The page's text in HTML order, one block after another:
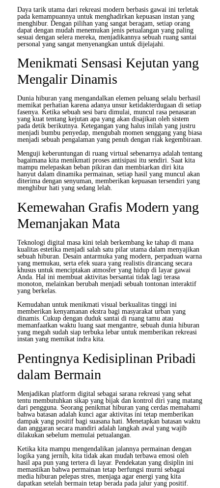
Daya tarik utama dari rekreasi modern berbasis gawai ini terletak
pada kemampuannya untuk menghadirkan kepuasan instan yang
menghibur. Dengan pilihan yang sangat beragam, setiap orang
dapat dengan mudah menemukan jenis petualangan yang paling
sesuai dengan selera mereka, menjadikannya sebuah ruang santai
personal yang sangat menyenangkan untuk dijelajahi.
Menikmati Sensasi Kejutan yang
Mengalir Dinamis
Dunia hiburan yang mengandalkan elemen peluang selalu berhasil
memikat perhatian karena adanya unsur ketidakterdugaan di setiap
fasenya. Ketika sebuah sesi baru dimulai, muncul rasa penasaran
yang kuat tentang kejutan apa yang akan disajikan oleh sistem
pada detik berikutnya. Ketegangan yang halus inilah yang justru
menjadi bumbu penyedap, mengubah momen senggang yang biasa
menjadi sebuah pengalaman yang penuh dengan riak kegembiraan.
Menguji keberuntungan di ruang virtual sebenarnya adalah tentang
bagaimana kita menikmati proses antisipasi itu sendiri. Saat kita
mampu melepaskan beban pikiran dan membiarkan diri kita
hanyut dalam dinamika permainan, setiap hasil yang muncul akan
diterima dengan senyuman, memberikan kepuasan tersendiri yang
menghibur hati yang sedang lelah.
Kemewahan Grafis Modern yang
Memanjakan Mata
Teknologi digital masa kini telah berkembang ke tahap di mana
kualitas estetika menjadi salah satu pilar utama dalam menyajikan
sebuah hiburan. Desain antarmuka yang modern, perpaduan warna
yang memukau, serta efek suara yang realistis dirancang secara
khusus untuk menciptakan atmosfer yang hidup di layar gawai
Anda. Hal ini membuat aktivitas bersantai tidak lagi terasa
monoton, melainkan berubah menjadi sebuah tontonan interaktif
yang berkelas.
Kemudahan untuk menikmati visual berkualitas tinggi ini
memberikan kenyamanan ekstra bagi masyarakat urban yang
dinamis. Cukup dengan duduk santai di ruang tamu atau
memanfaatkan waktu luang saat mengantre, sebuah dunia hiburan
yang megah sudah siap terbuka lebar untuk memberikan rekreasi
instan yang memikat indra kita.
Pentingnya Kedisiplinan Pribadi
dalam Bermain
Menjadikan platform digital sebagai sarana rekreasi yang sehat
tentu membutuhkan sikap yang bijak dan kontrol diri yang matang
dari pengguna. Seorang penikmat hiburan yang cerdas memahami
bahwa batasan adalah kunci agar aktivitas ini tetap memberikan
dampak yang positif bagi suasana hati. Menetapkan batasan waktu
dan anggaran secara mandiri adalah langkah awal yang wajib
dilakukan sebelum memulai petualangan.
Ketika kita mampu mengendalikan jalannya permainan dengan
logika yang jernih, kita tidak akan mudah terbawa emosi oleh
hasil apa pun yang tertera di layar. Pendekatan yang disiplin ini
memastikan bahwa permainan tetap berfungsi murni sebagai
media hiburan pelepas stres, menjaga agar energi yang kita
dapatkan setelah bermain tetap berada pada jalur yang positif.